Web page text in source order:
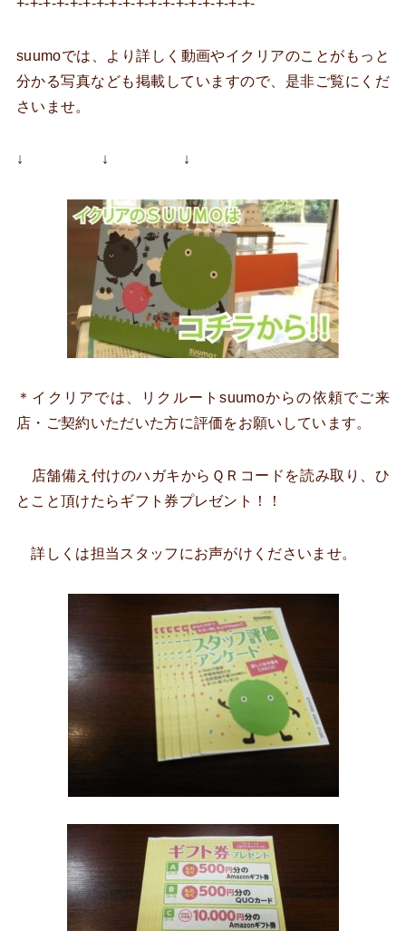
suumoでは、より詳しく動画やイクリアのことがもっと
分かる写真なども掲載していますので、是非ご覧にくだ
さいませ。
↓ ↓ ↓
＊イクリアでは、リクルートsuumoからの依頼でご来
店・ご契約いただいた方に評価をお願いしています。
店舗備え付けのハガキからＱＲコードを読み取り、ひ
とこと頂けたらギフト券プレゼント！！
詳しくは担当スタッフにお声がけくださいませ。